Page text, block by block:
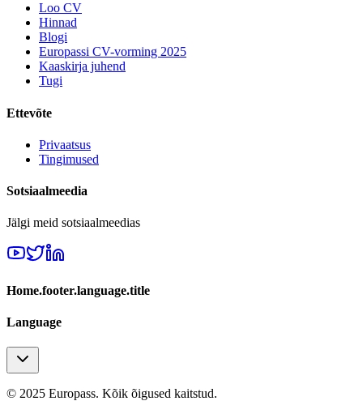
Loo CV
Hinnad
Blogi
Europassi CV-vorming 2025
Kaaskirja juhend
Tugi
Ettevõte
Privaatsus
Tingimused
Sotsiaalmeedia
Jälgi meid sotsiaalmeedias
Home.footer.language.title
Language
© 2025 Europass. Kõik õigused kaitstud.